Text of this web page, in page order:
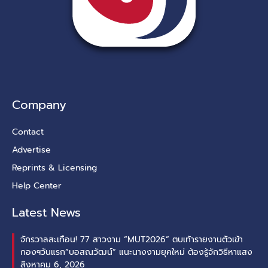
Company
Contact
Advertise
Reprints & Licensing
Help Center
Latest News
จักรวาลสะเทือน! 77 สาวงาม “MUT2026” ตบเท้ารายงานตัวเข้า
กองฯวันแรก“บอสณวัฒน์” แนะนางงามยุคใหม่ ต้องรู้จักวิธีหาแสง
สิงหาคม 6, 2026